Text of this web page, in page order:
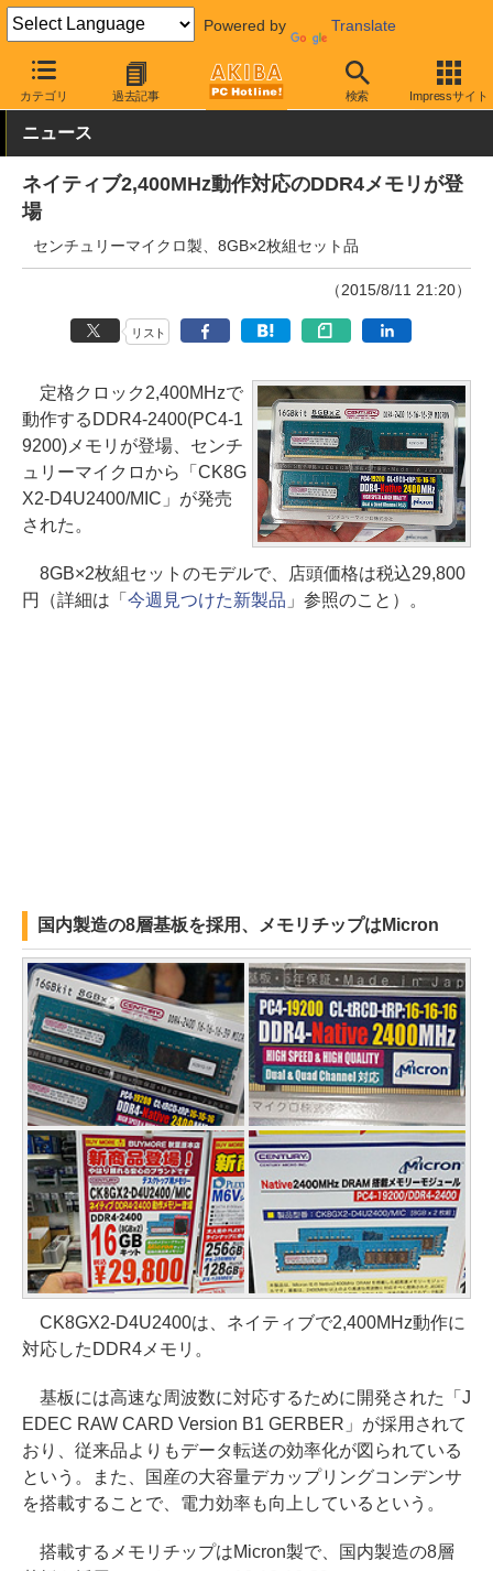
Powered by Translate
カテゴリ 過去記事 検索 Impressサイト
AKIBA PC Hotline! PCパーツ メモリ DDR4メモリ
ニュース
ネイティブ2,400MHz動作対応のDDR4メモリが登
場
センチュリーマイクロ製、8GB×2枚組セット品
（2015/8/11 21:20）
リスト
定格クロック2,400MHzで
動作するDDR4-2400(PC4-1
9200)メモリが登場、センチ
ュリーマイクロから「CK8G
X2-D4U2400/MIC」が発売
された。
8GB×2枚組セットのモデルで、店頭価格は税込29,800
円（詳細は「 今週見つけた新製品 」参照のこと）。
国内製造の8層基板を採用、メモリチップはMicron
CK8GX2-D4U2400は、ネイティブで2,400MHz動作に
対応したDDR4メモリ。
基板には高速な周波数に対応するために開発された「J
EDEC RAW CARD Version B1 GERBER」が採用されて
おり、従来品よりもデータ転送の効率化が図られている
という。また、国産の大容量デカップリングコンデンサ
を搭載することで、電力効率も向上しているという。
搭載するメモリチップはMicron製で、国内製造の8層